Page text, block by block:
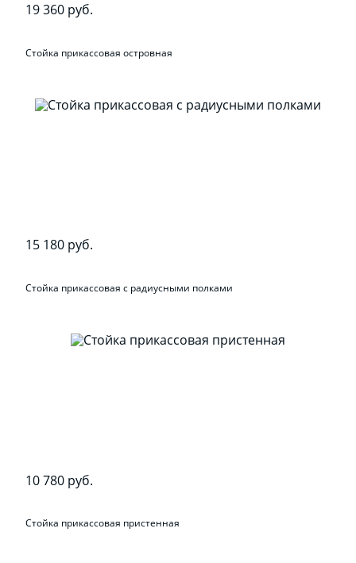
19 360 руб.
Стойка прикассовая островная
15 180 руб.
Стойка прикассовая с радиусными полками
10 780 руб.
Стойка прикассовая пристенная